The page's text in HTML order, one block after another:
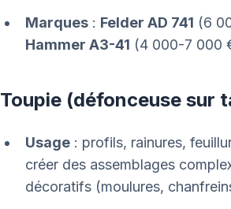
Marques : Felder AD 741 (6
Hammer A3-41 (4 000-7 000
Toupie (défonceuse sur
Usage : profils, rainures,
créer des assemblages
décoratifs (moulures,